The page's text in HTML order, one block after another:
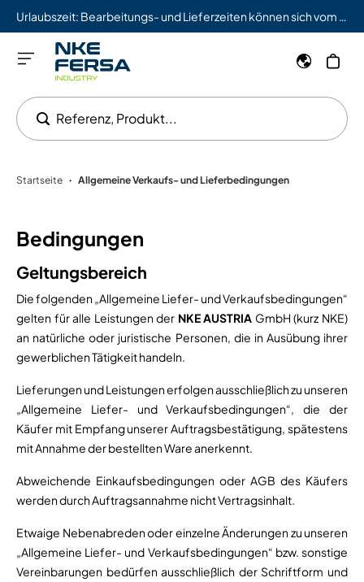
Referenz, Produkt...
Startseite • Allgemeine Verkaufs- und Lieferbedingungen
Bedingungen
Geltungsbereich
Die folgenden „Allgemeine Liefer- und Verkaufsbedingungen“
gelten für alle Leistungen der NKE AUSTRIA GmbH (kurz NKE)
an natürliche oder juristische Personen, die in Ausübung ihrer
gewerblichen Tätigkeit handeln.
Lieferungen und Leistungen erfolgen ausschließlich zu unseren
„Allgemeine Liefer- und Verkaufsbedingungen“, die der
Käufer mit Empfang unserer Auftragsbestätigung, spätestens
mit Annahme der bestellten Ware anerkennt.
Abweichende Einkaufsbedingungen oder AGB des Käufers
werden durch Auftragsannahme nicht Vertragsinhalt.
Etwaige Nebenabreden oder einzelne Änderungen zu unseren
„Allgemeine Liefer- und Verkaufsbedingungen“ bzw. sonstige
Vereinbarungen bedürfen ausschließlich der Schriftform und